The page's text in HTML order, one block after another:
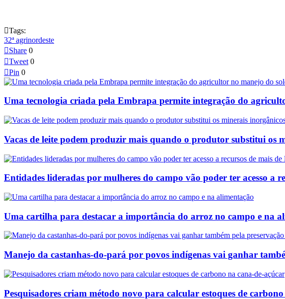
Tags:
32ª agrinordeste
Share 0
Tweet 0
Pin 0
Uma tecnologia criada pela Embrapa permite integração do
Vacas de leite podem produzir mais quando o produtor substitui os
Entidades lideradas por mulheres do campo vão poder ter acesso a
Uma cartilha para destacar a importância do arroz no campo e na
Manejo da castanhas-do-pará por povos indígenas vai ganhar
Pesquisadores criam método novo para calcular estoques de